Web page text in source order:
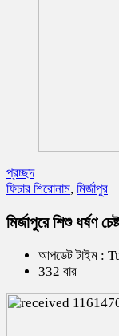
প্রচ্ছদ
ফিচার শিরোনাম, মির্জাপুর
মির্জাপুরে শিশু ধর্ষণ
আপডেট টাইম :
332 বার